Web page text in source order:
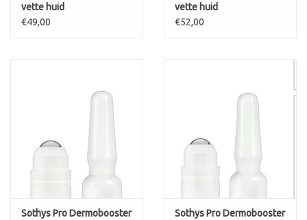
vette huid
€49,00
vette huid
€52,00
Sothys Pro Dermobooster
Sothys Pro Dermobooster